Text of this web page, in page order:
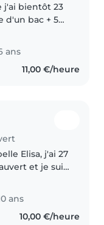
j'ai bientôt 23
d'un bac + 5
de 6 mois à
ans
11,00 €/heure
et je suis
avec des
(3 mois à 12
ans
10,00 €/heure